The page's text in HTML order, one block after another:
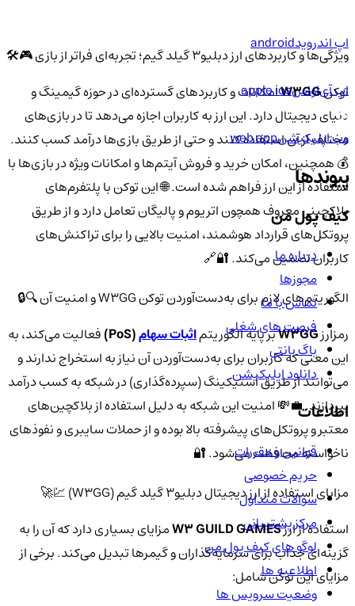
ویژگی‌ها و کاربردهای ارز دبلیو3 گیلد گیم؛ تجربه‌ای فراتر از بازی 🎮🛠️
توکنW3GGامکانات و کاربردهای گسترده‌ای در حوزه گیمینگ و
دنیای دیجیتال دارد. این ارز به کاربران اجازه می‌دهد تا در بازی‌های
مختلف از آن استفاده کنند و حتی از طریق بازی‌ها درآمد کسب کنند.
💰 همچنین، امکان خرید و فروش آیتم‌ها و امکانات ویژه در بازی‌ها با
استفاده از این ارز فراهم شده است. 🌐 این توکن با پلتفرم‌های
بلاکچینی معروف همچون اتریوم و پالیگان تعامل دارد و از طریق
پروتکل‌های قرارداد هوشمند، امنیت بالایی را برای تراکنش‌های
کاربران تضمین می‌کند. 🔐🔗
الگوریتم‌های لازم برای به‌دست‌آوردن توکن W3GG و امنیت آن 🔍🔒
رمزارزW3GGبر پایه الگوریتماثبات سهام(PoS)
فعالیت می‌کند، به
این معنی که کاربران برای به‌دست‌آوردن آن نیاز به استخراج ندارند و
می‌توانند از طریق استیکینگ (سپرده‌گذاری) در شبکه به کسب درآمد
بپردازند. 💼💸 امنیت این شبکه به دلیل استفاده از بلاکچین‌های
معتبر و پروتکل‌های پیشرفته بالا بوده و از حملات سایبری و نفوذهای
ناخواسته محافظت می‌شود. 🔐
مزایای استفاده از ارز دیجیتال دبلیو3 گیلد گیم (W3GG) 💹🚀
استفاده از ارزW3 GUILD GAMESمزایای بسیاری دارد که آن را به
گزینه‌ای جذاب برای سرمایه‌گذاران و گیمرها تبدیل می‌کند. برخی از
مزایای این توکن شامل:
اپ اندرویدandroid
اپ آی‌او‌اسapple ios
وب اپلیکیشنweb app
پیوندها
کیف پول من
درباره ما
مجوزها
تماس با ما
فرصت های شغلی
باگ بانتی
دانلود اپلیکیشن
اطلاعات
قوانین و مقررات
حریم خصوصی
سوالات متداول
مرکز پشتیبانی
لوگو های کیف پول من
اطلاعیه ها
وضعیت سرویس ها